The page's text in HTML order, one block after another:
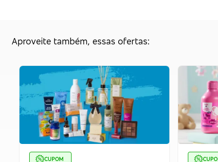
Aproveite também, essas ofertas:
CUPOM